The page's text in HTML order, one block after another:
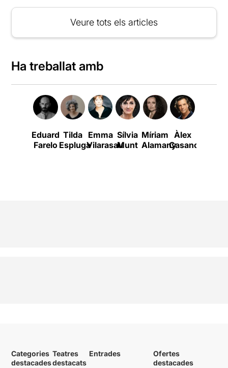
Veure tots els articles
Ha treballat amb
Eduard
Farelo
Tilda
Espluga
Emma
Vilarasau
Sílvia
Munt
Míriam
Alamany
Àlex
CasanovasBonnín
Categories
destacades
Teatres
destacats
Entrades
Ofertes
destacades